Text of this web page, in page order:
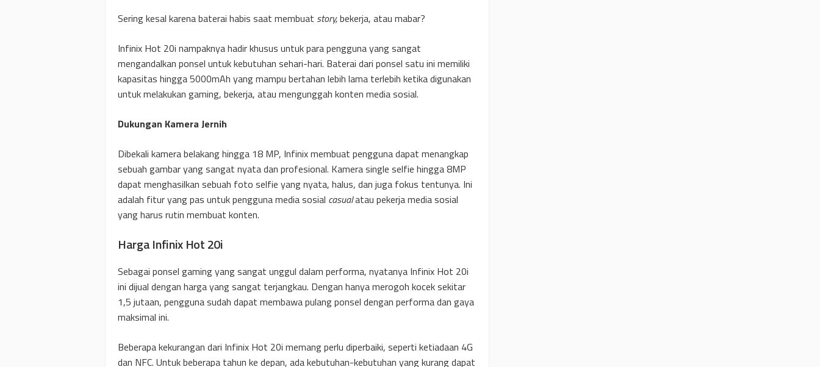
Sering kesal karena baterai habis saat membuat story,bekerja, atau mabar?
Infinix Hot 20i nampaknya hadir khusus untuk para pengguna yang sangat
mengandalkan ponsel untuk kebutuhan sehari-hari. Baterai dari ponsel satu ini memiliki
kapasitas hingga 5000mAh yang mampu bertahan lebih lama terlebih ketika digunakan
untuk melakukan gaming, bekerja, atau mengunggah konten media sosial.
Dukungan Kamera Jernih
Dibekali kamera belakang hingga 18 MP, Infinix membuat pengguna dapat menangkap
sebuah gambar yang sangat nyata dan profesional. Kamera single selfie hingga 8MP
dapat menghasilkan sebuah foto selfie yang nyata, halus, dan juga fokus tentunya. Ini
adalah fitur yang pas untuk pengguna media sosial casualatau pekerja media sosial
yang harus rutin membuat konten.
Harga Infinix Hot 20i
Sebagai ponsel gaming yang sangat unggul dalam performa, nyatanya Infinix Hot 20i
ini dijual dengan harga yang sangat terjangkau. Dengan hanya merogoh kocek sekitar
1,5 jutaan, pengguna sudah dapat membawa pulang ponsel dengan performa dan gaya
maksimal ini.
Beberapa kekurangan dari Infinix Hot 20i memang perlu diperbaiki, seperti ketiadaan 4G
dan NFC. Untuk beberapa tahun ke depan, ada kebutuhan-kebutuhan yang kurang dapat